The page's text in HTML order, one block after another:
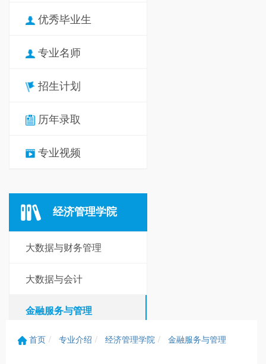
优秀毕业生
专业名师
招生计划
历年录取
专业视频
经济管理学院
大数据与财务管理
大数据与会计
金融服务与管理
社会工作
首页 专业介绍 经济管理学院 金融服务与管理